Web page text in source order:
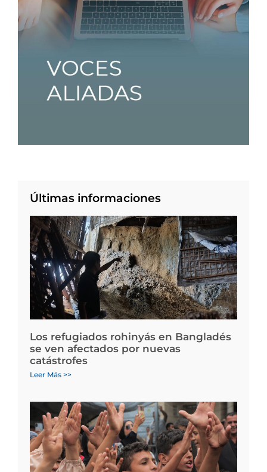
Últimas informaciones
Los refugiados rohinyás en Bangladés
se ven afectados por nuevas
catástrofes
Leer Más >>